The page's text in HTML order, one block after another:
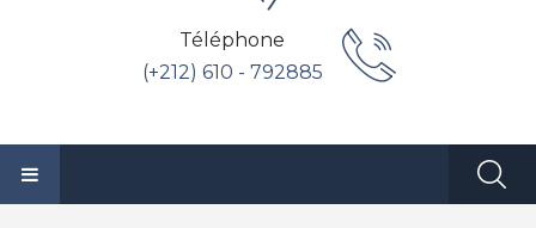
Téléphone
(+212) 610 - 792885